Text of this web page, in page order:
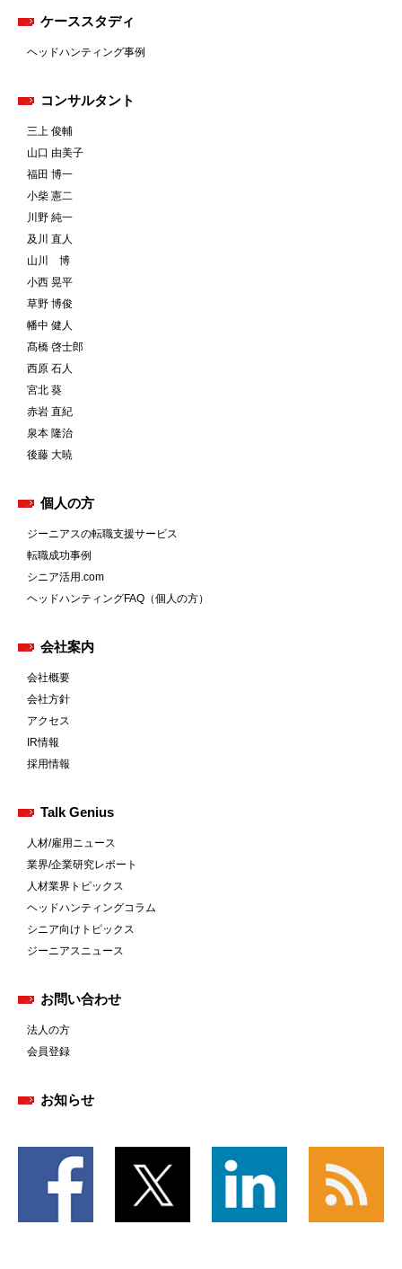
ケーススタディ
ヘッドハンティング事例
コンサルタント
三上 俊輔
山口 由美子
福田 博一
小柴 憲二
川野 純一
及川 直人
山川 博
小西 晃平
草野 博俊
幡中 健人
髙橋 啓士郎
西原 石人
宮北 葵
赤岩 直紀
泉本 隆治
後藤 大暁
個人の方
ジーニアスの転職支援サービス
転職成功事例
シニア活用.com
ヘッドハンティングFAQ（個人の方）
会社案内
会社概要
会社方針
アクセス
IR情報
採用情報
Talk Genius
人材/雇用ニュース
業界/企業研究レポート
人材業界トピックス
ヘッドハンティングコラム
シニア向けトピックス
ジーニアスニュース
お問い合わせ
法人の方
会員登録
お知らせ